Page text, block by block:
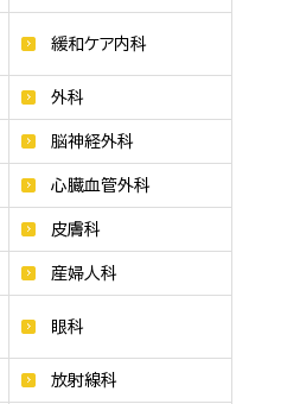
緩和ケア内科
外科
脳神経外科
心臓血管外科
皮膚科
産婦人科
眼科
放射線科